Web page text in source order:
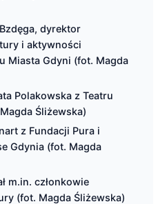
dyrektor
i aktywności
Miasta Gdyni (fot. Magda
Polakowska z Teatru
Śliżewska)
z Fundacji Pura i
Gdynia (fot. Magda
m.in. członkowie
(fot. Magda Śliżewska)